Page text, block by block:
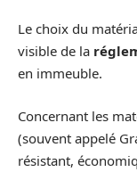
Le choix du
visible de la
en immeuble.
Concernant les
(souvent appelé
résistant,